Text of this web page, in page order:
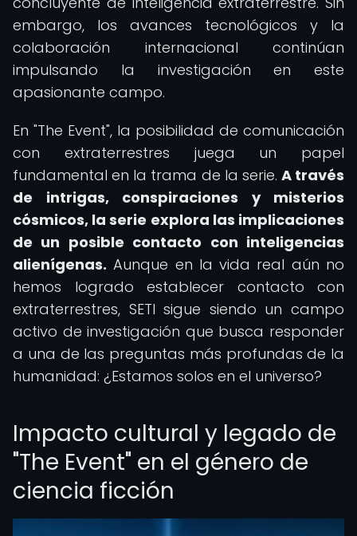
embargo, los avances tecnológicos y la
colaboración internacional continúan
impulsando la investigación en este
apasionante campo.
En "The Event", la posibilidad de comunicación
con extraterrestres juega un papel
fundamental en la trama de la serie. A través
de intrigas, conspiraciones y misterios
cósmicos, la serie explora las implicaciones
de un posible contacto con inteligencias
alienígenas. Aunque en la vida real aún no
hemos logrado establecer contacto con
extraterrestres, SETI sigue siendo un campo
activo de investigación que busca responder
a una de las preguntas más profundas de la
humanidad: ¿Estamos solos en el universo?
Impacto cultural y legado de
"The Event" en el género de
ciencia ficción